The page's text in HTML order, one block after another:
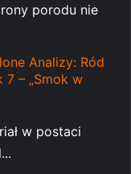
porodu nie
Analizy: Ród
7 – „Smok w
w postaci